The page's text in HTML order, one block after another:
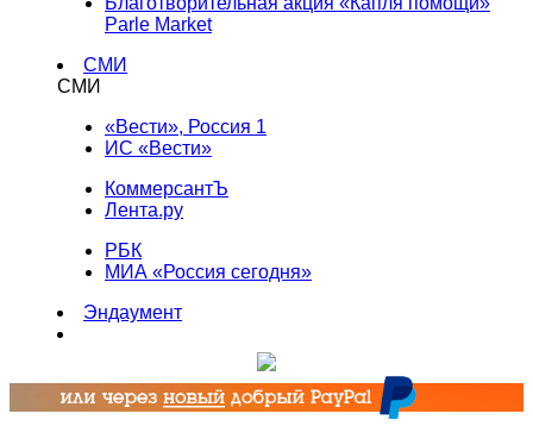
Parle Market
СМИ
СМИ
«Вести», Россия 1
ИС «Вести»
КоммерсантЪ
Лента.ру
РБК
МИА «Россия сегодня»
Эндаумент